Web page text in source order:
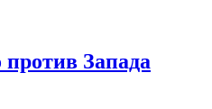
против Запада